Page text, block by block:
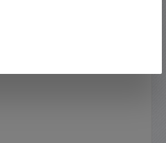
20W 2-Wege System
Übertrager Weiß